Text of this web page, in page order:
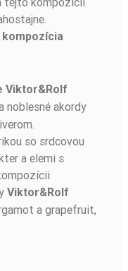
Viktor&Rolf
noblesné akordy
so srdcovou
a elemi s
Viktor&Rolf
a grapefruit,